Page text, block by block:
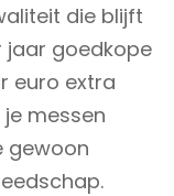
die blijft
jaar goedkope
euro extra
messen
gewoon